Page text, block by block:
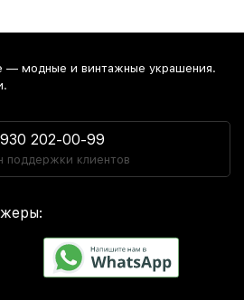
— модные и винтажные украшения.
202-00-99
поддержки клиентов